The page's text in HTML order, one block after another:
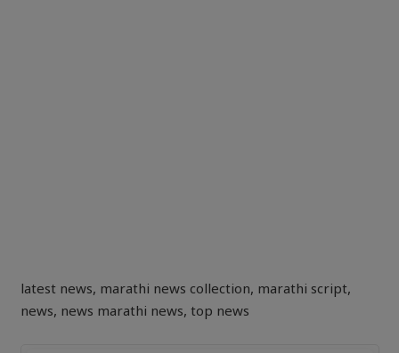
latest news, marathi news collection, marathi script,
news, news marathi news, top news